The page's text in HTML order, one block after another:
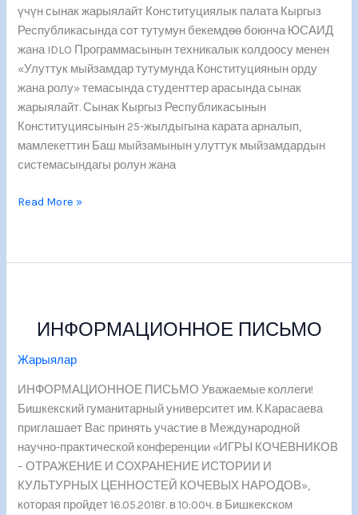
үчүн сынак жарыялайт Конституциялык палата Кыргыз
Республикасында сот тутумун бекемдѳѳ боюнча ЮСАИД
жана IDLO Программасынын техникалык колдоосу менен
«Улуттук мыйзамдар тутумунда Конституциянын орду
жана ролу» темасында студенттер арасында сынак
жарыялайт. Сынак Кыргыз Республикасынын
Конституциясынын 25-жылдыгына карата арналып,
мамлекеттин Баш мыйзамынын улуттук мыйзамдардын
системасындагы ролун жана
жарыялайт
Read More »
ИНФОРМАЦИОННОЕ ПИСЬМО
Жарыялар
ИНФОРМАЦИОННОЕ ПИСЬМО Уважаемые коллеги!
Бишкекский гуманитарный университет им. К.Карасаева
приглашает Вас принять участие в Международной
научно-практической конференции «ИГРЫ КОЧЕВНИКОВ
– ОТРАЖЕНИЕ И СОХРАНЕНИЕ ИСТОРИИ И
КУЛЬТУРНЫХ ЦЕННОСТЕЙ КОЧЕВЫХ НАРОДОВ»,
которая пройдет 16.05.2018г. в 10:00ч. в Бишкекском